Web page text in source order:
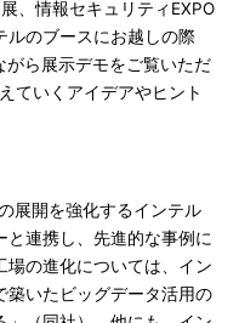
、情報セキュリティEXPO
ルのブースにお越しの際
ら展示デモをご覧いただ
ていくアイデアやヒント
展開を強化するインテル
連携し、先進的な事例に
場の進化については、イン
築いたビッグデータ活用の